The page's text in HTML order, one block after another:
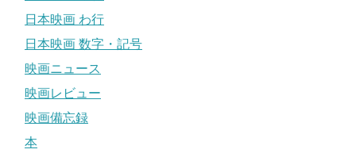
日本映画 わ行
日本映画 数字・記号
映画ニュース
映画レビュー
映画備忘録
本